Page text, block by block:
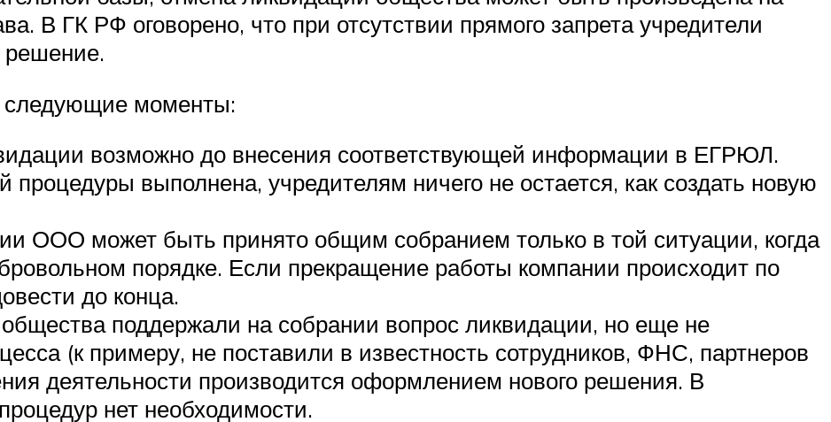
В ГК РФ оговорено, что при отсутствии прямого запрета учредители
решение.
следующие моменты:
возможно до внесения соответствующей информации в ЕГРЮЛ.
процедуры выполнена, учредителям ничего не остается, как создать новую
ООО может быть принято общим собранием только в той ситуации, когда
порядке. Если прекращение работы компании происходит по
до конца.
общества поддержали на собрании вопрос ликвидации, но еще не
(к примеру, не поставили в известность сотрудников, ФНС, партнеров
деятельности производится оформлением нового решения. В
нет необходимости.